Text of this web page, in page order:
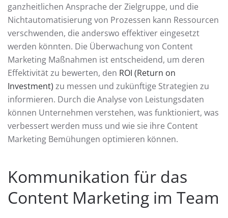
ganzheitlichen Ansprache der Zielgruppe, und die
Nichtautomatisierung von Prozessen kann Ressourcen
verschwenden, die anderswo effektiver eingesetzt
werden könnten. Die Überwachung von Content
Marketing Maßnahmen ist entscheidend, um deren
Effektivität zu bewerten, den ROI (Return on
Investment) zu messen und zukünftige Strategien zu
informieren. Durch die Analyse von Leistungsdaten
können Unternehmen verstehen, was funktioniert, was
verbessert werden muss und wie sie ihre Content
Marketing Bemühungen optimieren können.
Kommunikation für das
Content Marketing im Team